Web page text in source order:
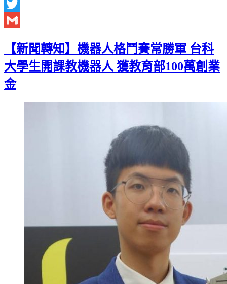
Facebook
Twitter
【新聞轉知】機器人格鬥賽常勝軍 台科
大學生開課教機器人 獲教育部100萬創業
金